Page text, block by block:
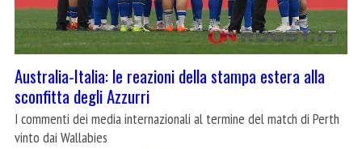
Australia-Italia: le reazioni della stampa estera alla
sconfitta degli Azzurri
I commenti dei media internazionali al termine del match di Perth
vinto dai Wallabies